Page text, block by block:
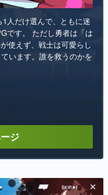
1人だけ選んで、ともに迷
です。 ただし勇者は「は
使えず、戦士は可愛らし
います。誰を救うのかを
ジ